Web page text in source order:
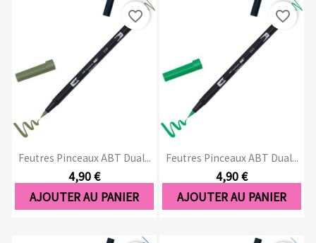
Feutres Pinceaux ABT Dual...
4,90 €
AJOUTER AU PANIER
favorite_border
Feutres Pinceaux ABT Dual...
4,90 €
AJOUTER AU PANIER
favorite_border